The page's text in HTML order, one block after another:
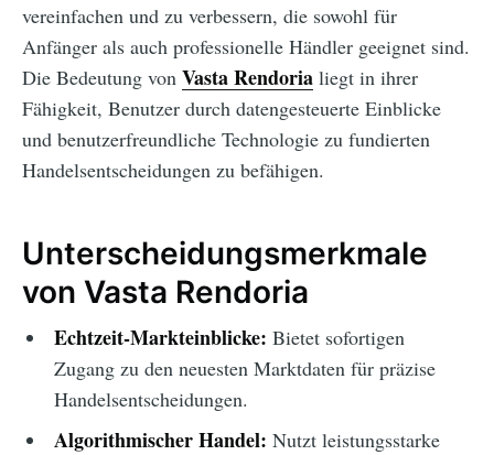
vereinfachen und zu verbessern, die sowohl für
Anfänger als auch professionelle Händler geeignet sind.
Die Bedeutung von Vasta Rendoria liegt in ihrer
Fähigkeit, Benutzer durch datengesteuerte Einblicke
und benutzerfreundliche Technologie zu fundierten
Handelsentscheidungen zu befähigen.
Unterscheidungsmerkmale
von Vasta Rendoria
Echtzeit-Markteinblicke: Bietet sofortigen
Zugang zu den neuesten Marktdaten für präzise
Handelsentscheidungen.
Algorithmischer Handel: Nutzt leistungsstarke